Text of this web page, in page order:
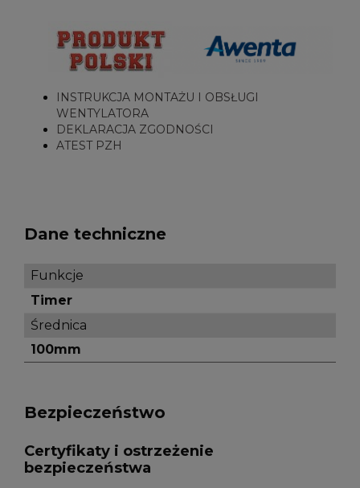
INSTRUKCJA MONTAŻU I OBSŁUGI
WENTYLATORA
DEKLARACJA ZGODNOŚCI
ATEST PZH
Dane techniczne
Funkcje
Timer
Średnica
100mm
Bezpieczeństwo
Certyfikaty i ostrzeżenie
bezpieczeństwa